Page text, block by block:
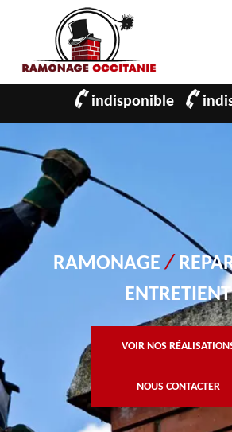
indisponible
RAMONAGE/
ENTRETIENT
VOIR NOS
NOUS CONTACTER